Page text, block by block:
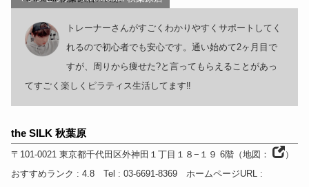
トレーナーさんがすごくわかりやすくサポートしてく
れるので初心者でも安心です。通い始めて2ヶ月目で
すが、周りから痩せた?と言ってもらえることがあっ
てすごく楽しくピラティス生活してます‼︎
the SILK 秋葉原
〒101-0021 東京都千代田区外神田１丁目１８−１９ 6階（地図：
）
おすすめランク : 4.8 Tel : 03-6691-8369 ホームページURL: